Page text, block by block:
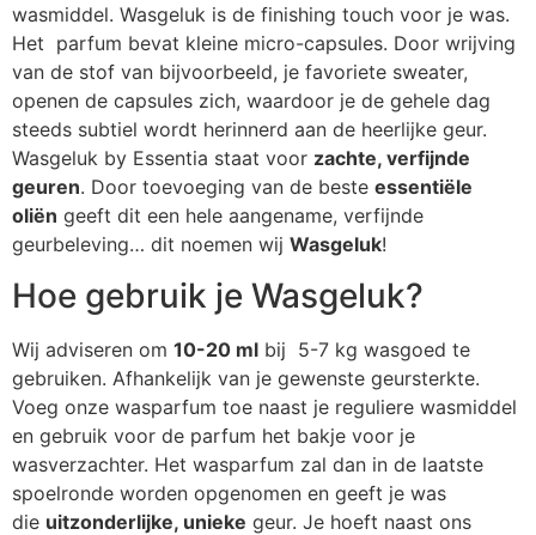
wasmiddel. Wasgeluk is de finishing touch voor je was.
Het parfum bevat kleine micro-capsules. Door wrijving
van de stof van bijvoorbeeld, je favoriete sweater,
openen de capsules zich, waardoor je de gehele dag
steeds subtiel wordt herinnerd aan de heerlijke geur.
Wasgeluk by Essentia staat voor zachte, verfijnde
geuren. Door toevoeging van de beste essentiële
oliën geeft dit een hele aangename, verfijnde
geurbeleving… dit noemen wij Wasgeluk!
Hoe gebruik je Wasgeluk?
Wij adviseren om 10-20 ml bij 5-7 kg wasgoed te
gebruiken. Afhankelijk van je gewenste geursterkte.
Voeg onze wasparfum toe naast je reguliere wasmiddel
en gebruik voor de parfum het bakje voor je
wasverzachter. Het wasparfum zal dan in de laatste
spoelronde worden opgenomen en geeft je was
die uitzonderlijke, unieke geur. Je hoeft naast ons